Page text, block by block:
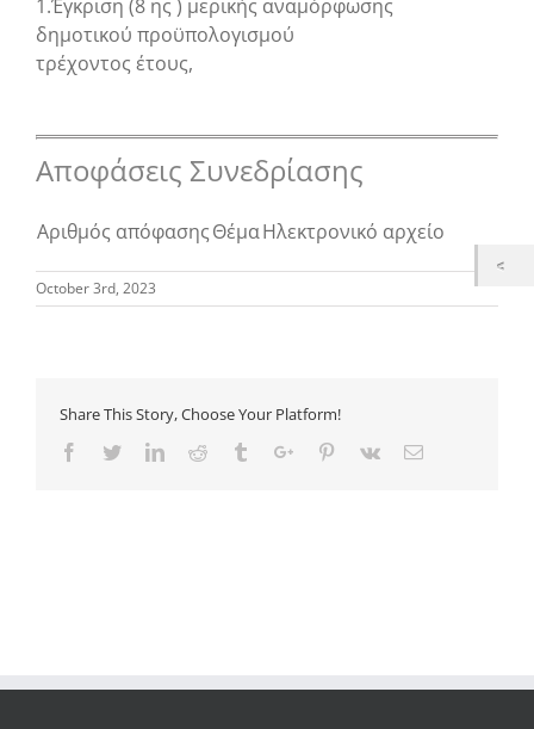
1.Έγκριση (8 ης ) μερικής αναμόρφωσης
δημοτικού προϋπολογισμού
τρέχοντος έτους,
Αποφάσεις Συνεδρίασης
Αριθμός απόφασηςΘέμαΗλεκτρονικό αρχείο
October 3rd, 2023
Share This Story, Choose Your Platform!
Facebook
TwitterLinkedinReddit TumblrGoogle+Pinterest
Vk Email